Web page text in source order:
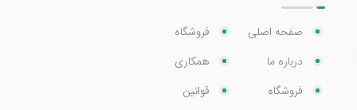
صفحه اصلی
درباره ما
فروشگاه
فروشگاه
همکاری
قوانین